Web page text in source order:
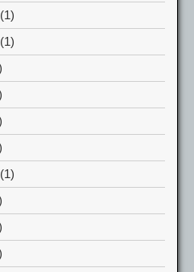
(1)
(1)
(1)